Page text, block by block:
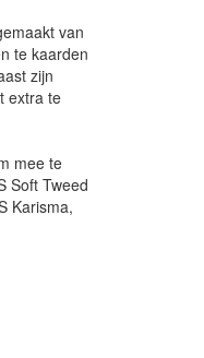
van
te kaarden
zijn
extra te
mee te
Soft Tweed
Karisma,